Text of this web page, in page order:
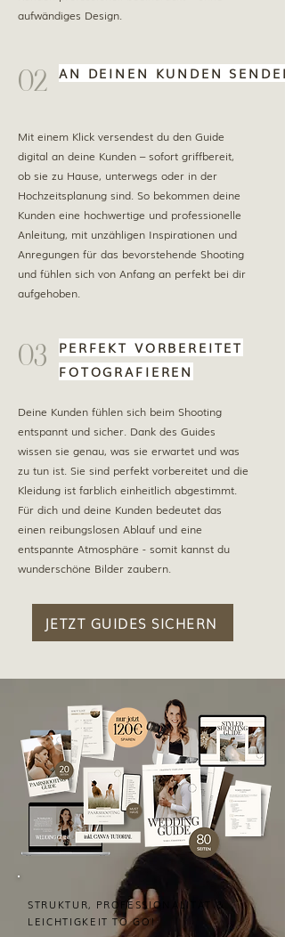
aufwändiges Design.
02 AN DEINEN KUNDEN SENDEN
Mit einem Klick versendest du den Guide
digital an deine Kunden – sofort griffbereit,
ob sie zu Hause, unterwegs oder in der
Hochzeitsplanung sind. So bekommen deine
Kunden eine hochwertige und professionelle
Anleitung, mit unzähligen Inspirationen und
Anregungen für das bevorstehende Shooting
und fühlen sich von Anfang an perfekt bei dir
aufgehoben.
03
PERFEKT VORBEREITET
FOTOGRAFIEREN
Deine Kunden fühlen sich beim Shooting
entspannt und sicher. Dank des Guides
wissen sie genau, was sie erwartet und was
zu tun ist. Sie sind perfekt vorbereitet und die
Kleidung ist farblich einheitlich abgestimmt.
Für dich und deine Kunden bedeutet das
einen reibungslosen Ablauf und eine
entspannte Atmosphäre - somit kannst du
wunderschöne Bilder zaubern.
JETZT GUIDES SICHERN
STRUKTUR, PROFESSIONALITÄT &
LEICHTIGKEIT TO GO!